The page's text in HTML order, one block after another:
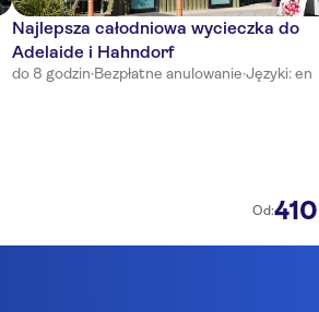
Najlepsza całodniowa wycieczka do
Adelaide i Hahndorf
do 8 godzin·Bezpłatne anulowanie·Języki: en
Od:410